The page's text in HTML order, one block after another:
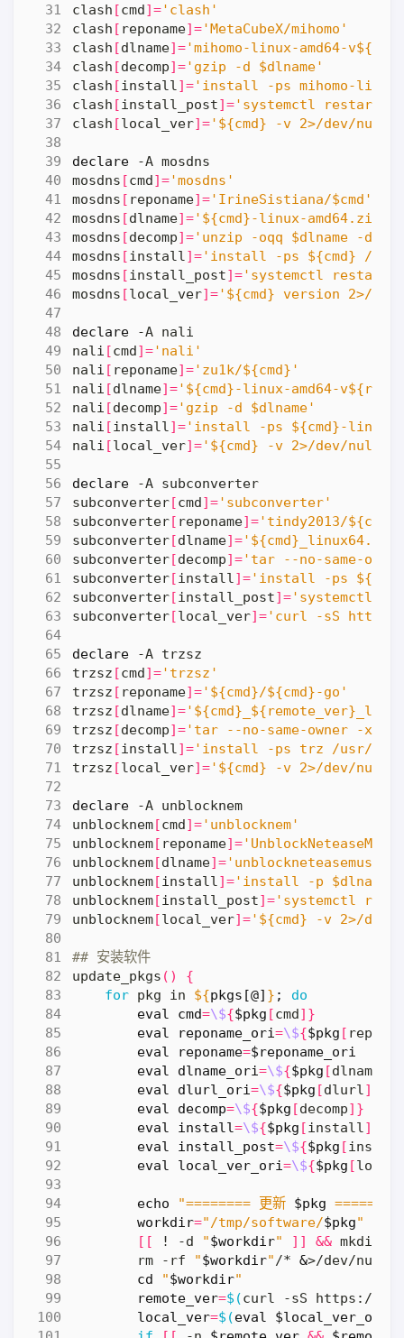
clash [cmd]='clash'
clash [ reponame]='MetaCubeX/mihomo'
clash [dlname]='mihomo-linux-amd64-
clash [decomp]='gzip -d $dlname'
clash [install]='install -ps mihomo-linux-
clash [install_post]='systemctl restart
clash [local_ver]='${cmd} -v 2>/dev/
declare
mosdns [cmd]='mosdns'
mosdns [ reponame]='IrineSistiana/$cmd'
mosdns [dlname]='${cmd}-linux-amd64.zip'
mosdns [decomp]='unzip -oqq $dlname -d .'
mosdns [install]='install -ps ${cmd} /
mosdns [install_post]='systemctl restart
mosdns [local_ver]='${cmd} version 2>/
declare
nali [cmd]='nali'
nali [ reponame]='zu1k/${cmd}'
nali [dlname]='${cmd}-linux-amd64-
nali [decomp]='gzip -d $dlname'
nali [install]='install -ps ${cmd}-linux-
nali [local_ver]='${cmd} -v 2>/dev/null
declare
subconverter[cmd]='subconverter'
subconverter[ reponame]='tindy2013/
subconverter[dlname]=
subconverter[decomp]='tar --no-same-
subconverter[install]='install -ps
subconverter[install_post]='systemctl
subconverter[local_ver]='curl -sS http://
declare
trzsz [cmd]='trzsz'
trzsz [ reponame]='${cmd}/${cmd}-go'
trzsz [dlname]=
trzsz [decomp]='tar --no-same-owner -xf
trzsz [install]='install -ps trz /usr/
trzsz [local_ver]='${cmd} -v 2>/dev/
declare
unblocknem[cmd]='unblocknem'
unblocknem[ reponame]=
unblocknem[dlname]=
unblocknem[install]='install -p $dlname
unblocknem[install_post]='systemctl
unblocknem[local_ver]='${cmd} -v 2>/
## 安装软件
update_pkgs ()
{
for pkg in ${pkgs [@] } ;
do
eval
cmd=\${$pkg [cmd]}
eval
reponame_ori=\${$pkg [
eval
reponame=$reponame_ori
eval
dlname_ori=\${$pkg [dlname
eval
dlurl_ori=\${$pkg [dlurl]}
eval
decomp=\${$pkg [decomp]}
eval
install=\${$pkg [install]}
eval
install_post=\${$pkg [
eval
local_ver_ori=\${$pkg [
echo "======== 更新 $pkg
workdir="/tmp/software/$pkg"
[[
! -d "$workdir" ]] && mkdir
        rm -rf
"$workdir"/* &
cd
"$workdir"
remote_ver=$(curl -sS https://
local_ver=$(eval $local_ver_ori